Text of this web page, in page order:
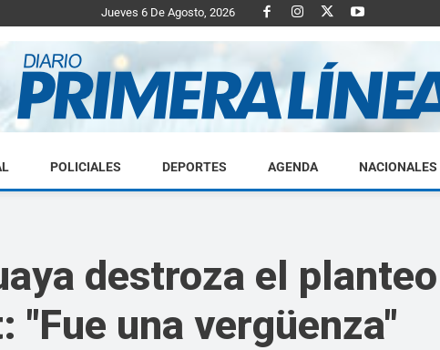
Jueves 6 De Agosto, 2026
Diario
Primera
POLICIALES DEPORTES AGENDA NACIONALES
destroza el
una vergüenza"